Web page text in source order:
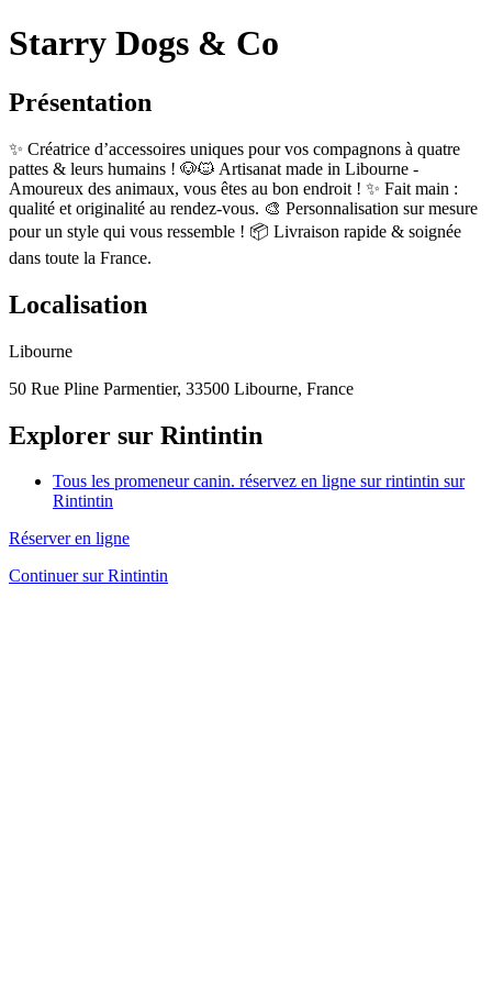
Starry Dogs & Co
Présentation
✨ Créatrice d’accessoires uniques pour vos compagnons à quatre
pattes & leurs humains ! 🐶🐱 Artisanat made in Libourne -
Amoureux des animaux, vous êtes au bon endroit ! ✨ Fait main :
qualité et originalité au rendez-vous. 🎨 Personnalisation sur mesure
pour un style qui vous ressemble ! 📦 Livraison rapide & soignée
dans toute la France.
Localisation
Libourne
50 Rue Pline Parmentier, 33500 Libourne, France
Explorer sur Rintintin
Tous les promeneur canin. réservez en ligne sur rintintin sur
Rintintin
Réserver en ligne
Continuer sur Rintintin